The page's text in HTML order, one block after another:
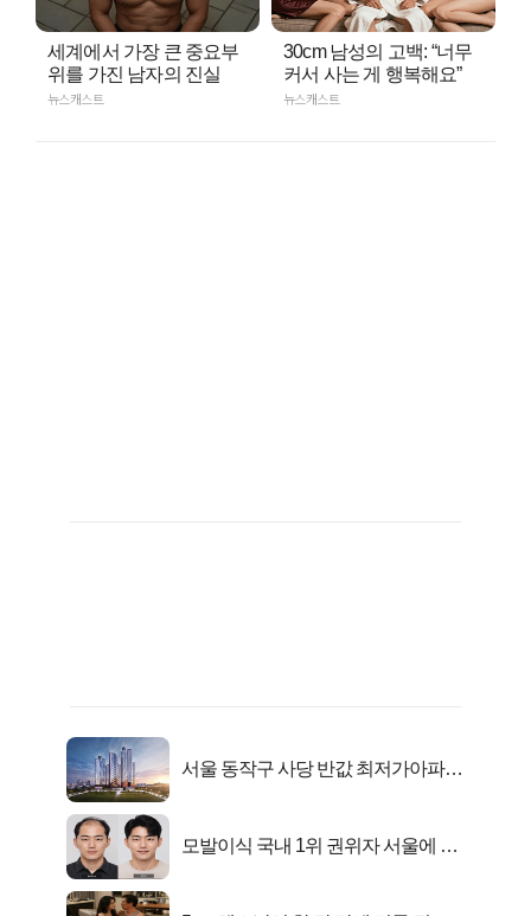
세계에서 가장 큰 중요부
위를 가진 남자의 진실
뉴스캐스트
30cm 남성의 고백: “너무
커서 사는 게 행복해요”
뉴스캐스트
서울 동작구 사당 반값 최저가아파트
모발이식 국내 1위 권위자 서울에 있